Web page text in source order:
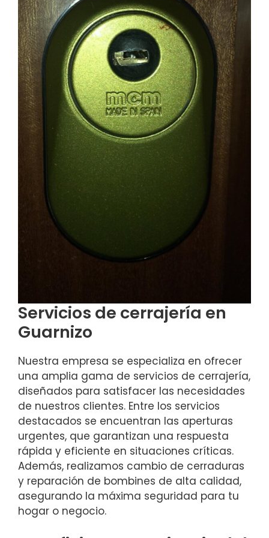
Servicios de cerrajería en
Guarnizo
Nuestra empresa se especializa en ofrecer
una amplia gama de servicios de cerrajería,
diseñados para satisfacer las necesidades
de nuestros clientes. Entre los servicios
destacados se encuentran las aperturas
urgentes, que garantizan una respuesta
rápida y eficiente en situaciones críticas.
Además, realizamos cambio de cerraduras
y reparación de bombines de alta calidad,
asegurando la máxima seguridad para tu
hogar o negocio.